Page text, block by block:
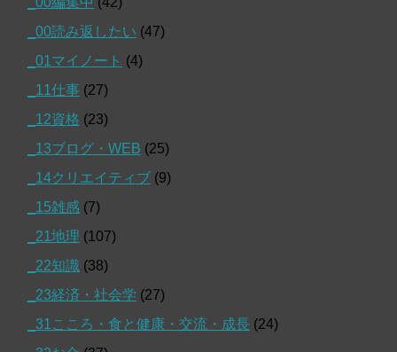
_00読み返したい (47)
_01マイノート (4)
_11仕事 (27)
_12資格 (23)
_13ブログ・WEB (25)
_14クリエイティブ (9)
_15雑感 (7)
_21地理 (107)
_22知識 (38)
_23経済・社会学 (27)
_31こころ・食と健康・交流・成長 (24)